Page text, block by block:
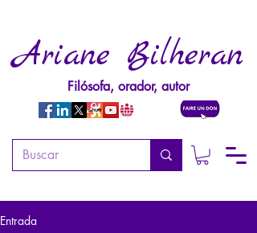
Ariane Bilheran
Filósofa, orador, autor
Entrada